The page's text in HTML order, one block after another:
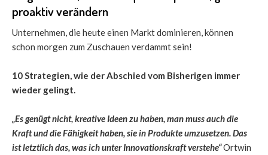
proaktiv verändern
Unternehmen, die heute einen Markt dominieren, können
schon morgen zum Zuschauen verdammt sein!
10 Strategien, wie der Abschied vom Bisherigen immer
wieder gelingt.
„Es genügt nicht, kreative Ideen zu haben, man muss auch die
Kraft und die Fähigkeit haben, sie in Produkte umzusetzen. Das
ist letztlich das, was ich unter Innovationskraft verstehe“Ortwin